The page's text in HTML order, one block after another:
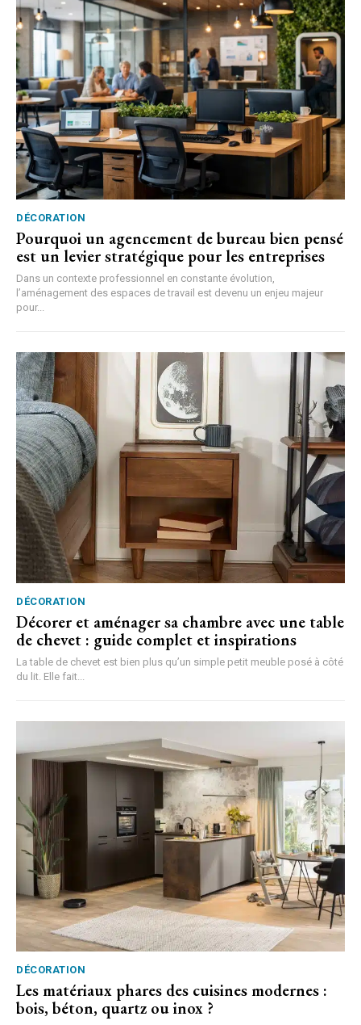
DÉCORATION
Pourquoi un agencement de bureau bien pensé
est un levier stratégique pour les entreprises
Dans un contexte professionnel en constante évolution,
l’aménagement des espaces de travail est devenu un enjeu majeur
pour...
DÉCORATION
Décorer et aménager sa chambre avec une table
de chevet : guide complet et inspirations
La table de chevet est bien plus qu’un simple petit meuble posé à côté
du lit. Elle fait...
DÉCORATION
Les matériaux phares des cuisines modernes :
bois, béton, quartz ou inox ?